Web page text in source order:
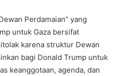
Perdamaian” yang
untuk Gaza bersifat
karena struktur Dewan
bagi Donald Trump untuk
keanggotaan, agenda, dan